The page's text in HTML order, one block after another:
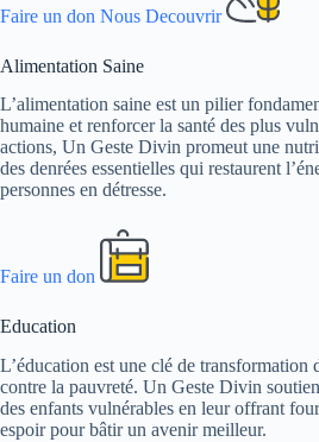
Faire un don Nous Decouvrir
Alimentation Saine
L’alimentation saine est un pilier
humaine et renforcer la santé des plus
actions, Un Geste Divin promeut une
des denrées essentielles qui restaurent
personnes en détresse.
Faire un don
Education
L’éducation est une clé de transformation
contre la pauvreté. Un Geste Divin
des enfants vulnérables en leur offrant
espoir pour bâtir un avenir meilleur.